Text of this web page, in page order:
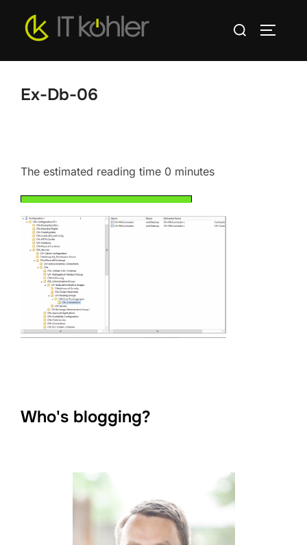
Inhalt
Suchen
Ex-Db-06
The estimated reading time 0 minutes
Who's blogging?